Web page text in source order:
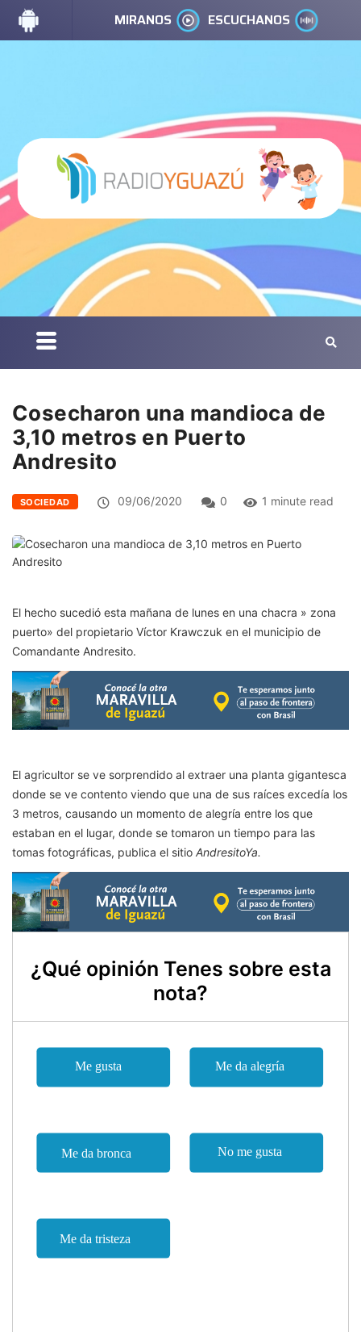
MIRANOS ESCUCHANOS
Cosecharon una mandioca de
3,10 metros en Puerto
Andresito
SOCIEDAD 09/06/2020 0 1 minute read
El hecho sucedió esta mañana de lunes en una chacra » zona
puerto» del propietario Víctor Krawczuk en el municipio de
Comandante Andresito.
El agricultor se ve sorprendido al extraer una planta gigantesca
donde se ve contento viendo que una de sus raíces excedía los
3 metros, causando un momento de alegría entre los que
estaban en el lugar, donde se tomaron un tiempo para las
tomas fotográficas, publica el sitio AndresitoYa.
¿Qué opinión Tenes sobre esta
nota?